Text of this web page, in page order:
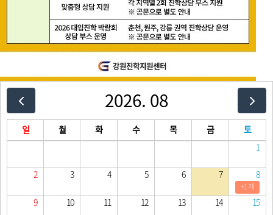
2026. 08
일 월 화 수 목 금
토
1
2 3 4 5 6 7 8
+1 개
9 10 11 12 13 14 15